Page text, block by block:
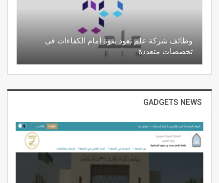
وظائف شركة علم تعود بقوة أمام الكفاءات في
تخصصات متعددة
GADGETS NEWS